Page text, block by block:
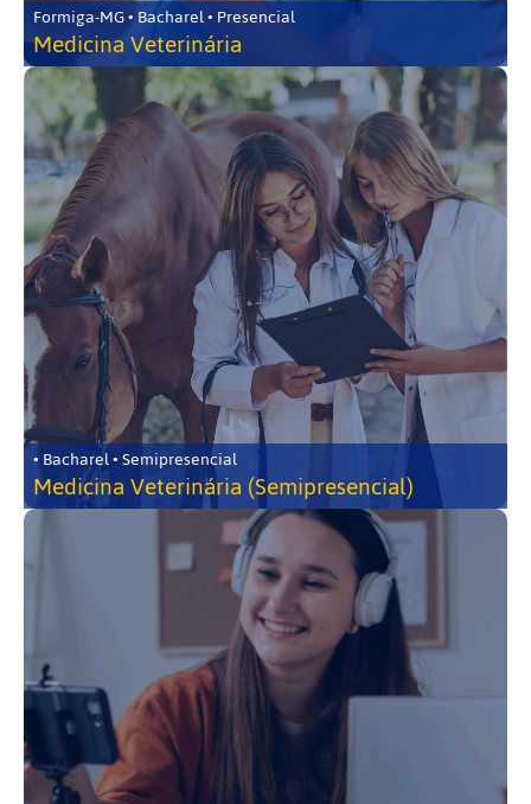
Formiga-MG • Bacharel • Presencial
Medicina Veterinária
• Bacharel • Semipresencial
Medicina Veterinária (Semipresencial)